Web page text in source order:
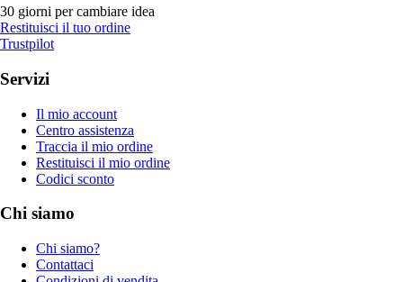
30 giorni per cambiare idea
Restituisci il tuo ordine
Trustpilot
Servizi
Il mio account
Centro assistenza
Traccia il mio ordine
Restituisci il mio ordine
Codici sconto
Chi siamo
Chi siamo?
Contattaci